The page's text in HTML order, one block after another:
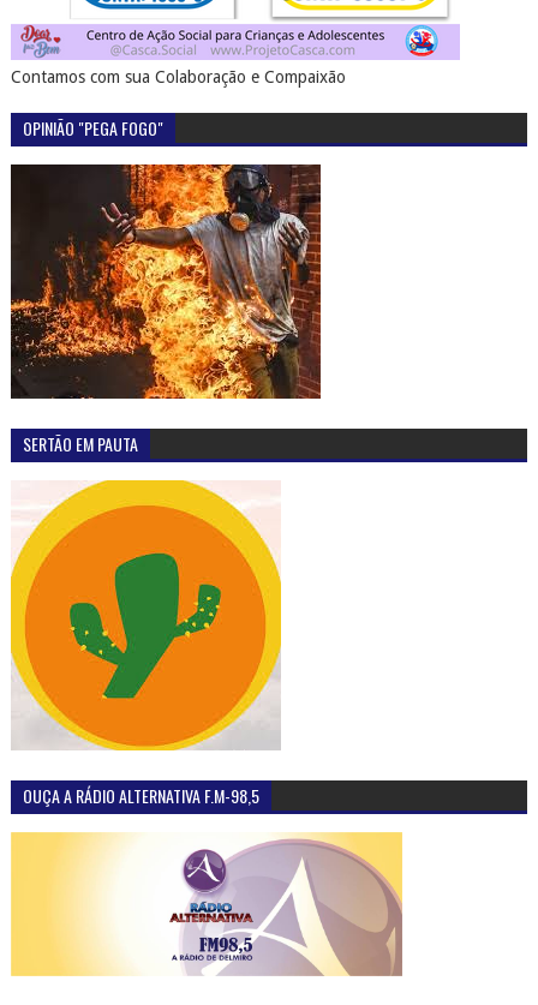
Contamos com sua Colaboração e Compaixão
OPINIÃO "PEGA FOGO"
SERTÃO EM PAUTA
OUÇA A RÁDIO ALTERNATIVA F.M-98,5